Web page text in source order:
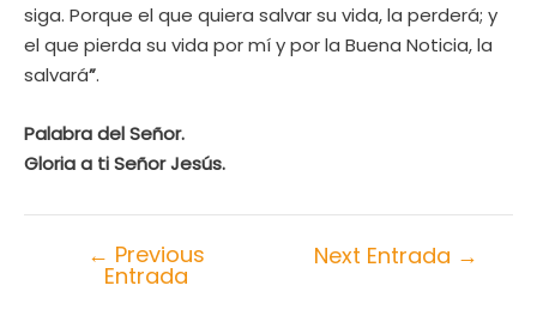
siga. Porque el que quiera salvar su vida, la perderá; y
el que pierda su vida por mí y por la Buena Noticia, la
salvará”.
Palabra del Señor.
Gloria a ti Señor Jesús.
← Previous
Entrada
Next Entrada →